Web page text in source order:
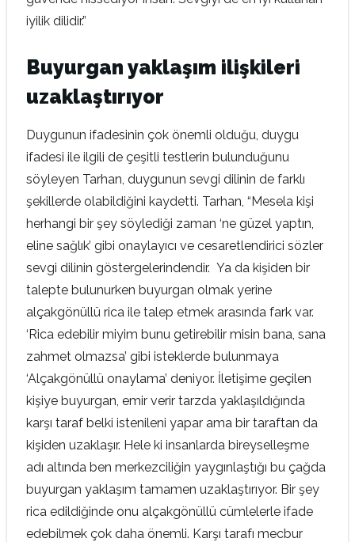
iyilik dilidir.”
Buyurgan yaklaşım ilişkileri
uzaklaştırıyor
Duygunun ifadesinin çok önemli olduğu, duygu
ifadesi ile ilgili de çeşitli testlerin bulunduğunu
söyleyen Tarhan, duygunun sevgi dilinin de farklı
şekillerde olabildiğini kaydetti. Tarhan, “Mesela kişi
herhangi bir şey söylediği zaman ‘ne güzel yaptın,
eline sağlık’ gibi onaylayıcı ve cesaretlendirici sözler
sevgi dilinin göstergelerindendir. Ya da kişiden bir
talepte bulunurken buyurgan olmak yerine
alçakgönüllü rica ile talep etmek arasında fark var.
‘Rica edebilir miyim bunu getirebilir misin bana, sana
zahmet olmazsa’ gibi isteklerde bulunmaya
‘Alçakgönüllü onaylama’ deniyor. İletişime geçilen
kişiye buyurgan, emir verir tarzda yaklaşıldığında
karşı taraf belki istenileni yapar ama bir taraftan da
kişiden uzaklaşır. Hele ki insanlarda bireyselleşme
adı altında ben merkezciliğin yaygınlaştığı bu çağda
buyurgan yaklaşım tamamen uzaklaştırıyor. Bir şey
rica edildiğinde onu alçakgönüllü cümlelerle ifade
edebilmek çok daha önemli. Karşı tarafı mecbur